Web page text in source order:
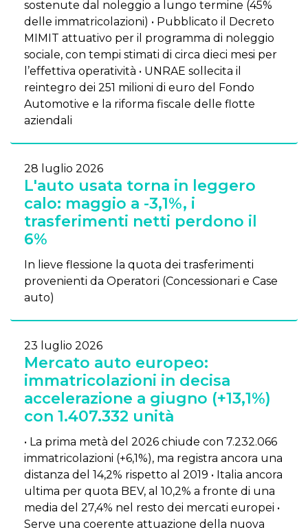
sostenute dal noleggio a lungo termine (45%
delle immatricolazioni) • Pubblicato il Decreto
MIMIT attuativo per il programma di noleggio
sociale, con tempi stimati di circa dieci mesi per
l’effettiva operatività • UNRAE sollecita il
reintegro dei 251 milioni di euro del Fondo
Automotive e la riforma fiscale delle flotte
aziendali
28 luglio 2026
L'auto usata torna in leggero
calo: maggio a -3,1%, i
trasferimenti netti perdono il
6%
In lieve flessione la quota dei trasferimenti
provenienti da Operatori (Concessionari e Case
auto)
23 luglio 2026
Mercato auto europeo:
immatricolazioni in decisa
accelerazione a giugno (+13,1%)
con 1.407.332 unità
• La prima metà del 2026 chiude con 7.232.066
immatricolazioni (+6,1%), ma registra ancora una
distanza del 14,2% rispetto al 2019 • Italia ancora
ultima per quota BEV, al 10,2% a fronte di una
media del 27,4% nel resto dei mercati europei •
Serve una coerente attuazione della nuova